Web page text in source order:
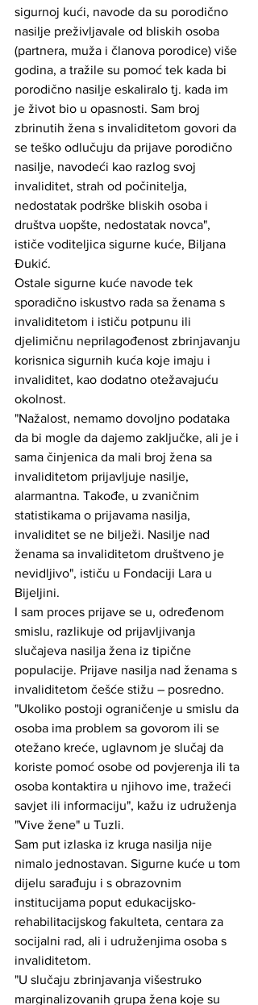
sigurnoj kući, navode da su porodično
nasilje preživljavale od bliskih osoba
(partnera, muža i članova porodice) više
godina, a tražile su pomoć tek kada bi
porodično nasilje eskaliralo tj. kada im
je život bio u opasnosti. Sam broj
zbrinutih žena s invaliditetom govori da
se teško odlučuju da prijave porodično
nasilje, navodeći kao razlog svoj
invaliditet, strah od počinitelja,
nedostatak podrške bliskih osoba i
društva uopšte, nedostatak novca",
ističe voditeljica sigurne kuće, Biljana
Đukić.
Ostale sigurne kuće navode tek
sporadično iskustvo rada sa ženama s
invaliditetom i ističu potpunu ili
djelimičnu neprilagođenost zbrinjavanju
korisnica sigurnih kuća koje imaju i
invaliditet, kao dodatno otežavajuću
okolnost.
"Nažalost, nemamo dovoljno podataka
da bi mogle da dajemo zaključke, ali je i
sama činjenica da mali broj žena sa
invaliditetom prijavljuje nasilje,
alarmantna. Takođe, u zvaničnim
statistikama o prijavama nasilja,
invaliditet se ne bilježi. Nasilje nad
ženama sa invaliditetom društveno je
nevidljivo", ističu u Fondaciji Lara u
Bijeljini.
I sam proces prijave se u, određenom
smislu, razlikuje od prijavljivanja
slučajeva nasilja žena iz tipične
populacije. Prijave nasilja nad ženama s
invaliditetom češće stižu – posredno.
"Ukoliko postoji ograničenje u smislu da
osoba ima problem sa govorom ili se
otežano kreće, uglavnom je slučaj da
koriste pomoć osobe od povjerenja ili ta
osoba kontaktira u njihovo ime, tražeći
savjet ili informaciju", kažu iz udruženja
"Vive žene" u Tuzli.
Sam put izlaska iz kruga nasilja nije
nimalo jednostavan. Sigurne kuće u tom
dijelu sarađuju i s obrazovnim
institucijama poput edukacijsko-
rehabilitacijskog fakulteta, centara za
socijalni rad, ali i udruženjima osoba s
invaliditetom.
"U slučaju zbrinjavanja višestruko
marginalizovanih grupa žena koje su